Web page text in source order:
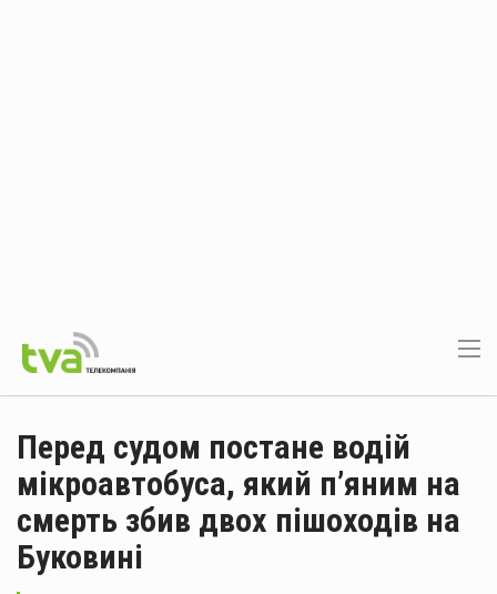
Перед судом постане водій
мікроавтобуса, який п’яним на
смерть збив двох пішоходів на
Буковині